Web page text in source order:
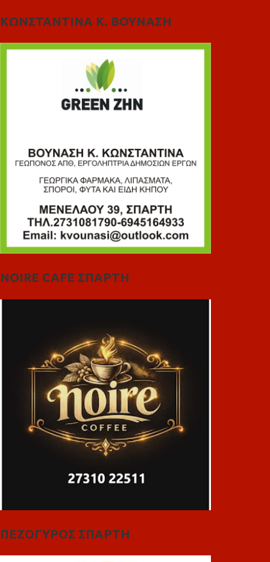
ΚΩΝΣΤΑΝΤΙΝΑ Κ. ΒΟΥΝΑΣΗ
NOIRE CAFE ΣΠΑΡΤΗ
ΠΕΖΟΓΥΡΟΣ ΣΠΑΡΤΗ